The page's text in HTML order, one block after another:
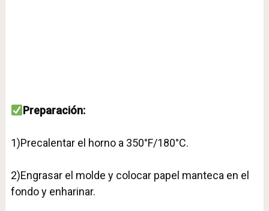
Preparación:⁣
1)Precalentar el horno a 350°F/180°C.⁣
2)Engrasar el molde y colocar papel manteca en el
fondo y enharinar.⁣